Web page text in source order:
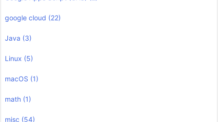
google cloud (22)
Java (3)
Linux (5)
macOS (1)
math (1)
misc (54)